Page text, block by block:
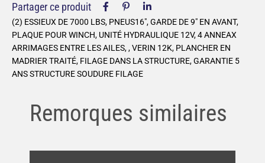
Partager ce produit
(2) ESSIEUX DE 7000 LBS, PNEUS16″, GARDE DE 9″ EN AVANT,
PLAQUE POUR WINCH, UNITÉ HYDRAULIQUE 12V, 4 ANNEAX
ARRIMAGES ENTRE LES AILES, , VERIN 12K, PLANCHER EN
MADRIER TRAITÉ, FILAGE DANS LA STRUCTURE, GARANTIE 5
ANS STRUCTURE SOUDURE FILAGE
Remorques similaires